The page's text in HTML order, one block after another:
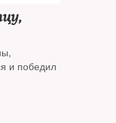
и победил